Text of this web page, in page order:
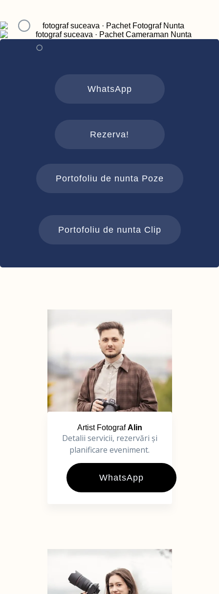
WhatsApp
Rezerva!
Portofoliu de nunta Poze
Portofoliu de nunta Clip
Artist FotografAlin
Detalii servicii, rezervări și
planificare eveniment.
WhatsApp